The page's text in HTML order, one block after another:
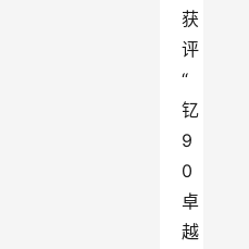
获
评
“
钇
9
0
卓
越